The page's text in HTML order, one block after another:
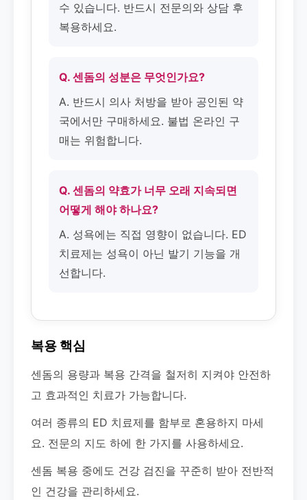
수 있습니다. 반드시 전문의와 상담 후
복용하세요.
Q. 센돔의 성분은 무엇인가요?
A. 반드시 의사 처방을 받아 공인된 약
국에서만 구매하세요. 불법 온라인 구
매는 위험합니다.
Q. 센돔의 약효가 너무 오래 지속되면
어떻게 해야 하나요?
A. 성욕에는 직접 영향이 없습니다. ED
치료제는 성욕이 아닌 발기 기능을 개
선합니다.
복용 핵심
센돔의 용량과 복용 간격을 철저히 지켜야 안전하
고 효과적인 치료가 가능합니다.
여러 종류의 ED 치료제를 함부로 혼용하지 마세
요. 전문의 지도 하에 한 가지를 사용하세요.
센돔 복용 중에도 건강 검진을 꾸준히 받아 전반적
인 건강을 관리하세요.